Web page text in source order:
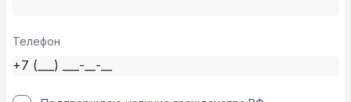
Телефон